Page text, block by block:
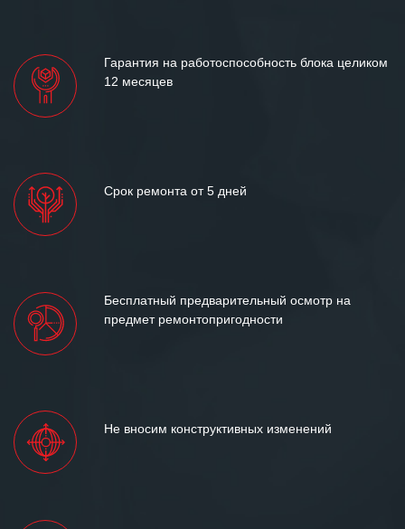
Гарантия на работоспособность блока целиком
12 месяцев
Срок ремонта от 5 дней
Бесплатный предварительный осмотр на
предмет ремонтопригодности
Не вносим конструктивных изменений